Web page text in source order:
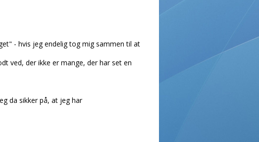
- hvis jeg endelig tog mig sammen til at
ved, der ikke er mange, der har set en
da sikker på, at jeg har